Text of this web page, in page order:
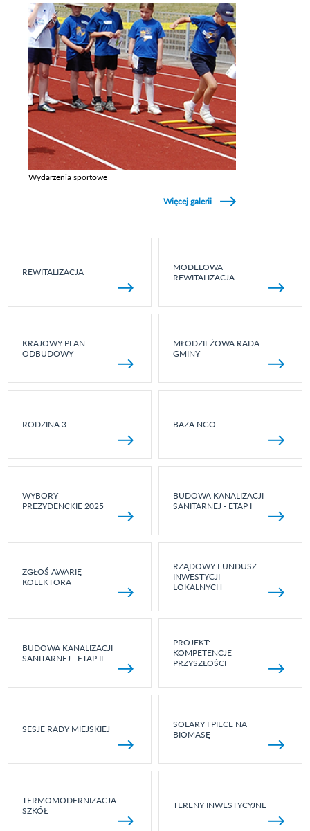
Wydarzenia sportowe
Więcej galerii
REWITALIZACJA
MODELOWA
REWITALIZACJA
KRAJOWY PLAN
ODBUDOWY
MŁODZIEŻOWA RADA
GMINY
RODZINA 3+ BAZA NGO
WYBORY
PREZYDENCKIE 2025
BUDOWA KANALIZACJI
SANITARNEJ - ETAP I
ZGŁOŚ AWARIĘ
KOLEKTORA
RZĄDOWY FUNDUSZ
INWESTYCJI
LOKALNYCH
BUDOWA KANALIZACJI
SANITARNEJ - ETAP II
PROJEKT:
KOMPETENCJE
PRZYSZŁOŚCI
SESJE RADY MIEJSKIEJ
SOLARY I PIECE NA
BIOMASĘ
TERMOMODERNIZACJA
SZKÓŁ
TERENY INWESTYCYJNE